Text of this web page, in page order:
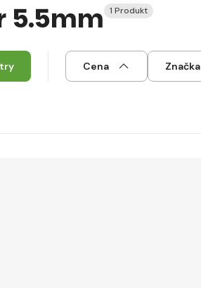
5.5mm 1 Produkt
Cena Značka